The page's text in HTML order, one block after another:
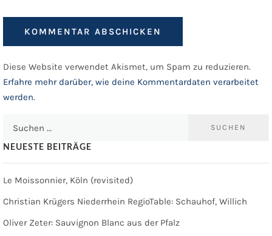
Diese Website verwendet Akismet, um Spam zu reduzieren.
Erfahre mehr darüber, wie deine Kommentardaten verarbeitet
werden.
NEUESTE BEITRÄGE
Le Moissonnier, Köln (revisited)
Christian Krügers Niederrhein RegioTable: Schauhof, Willich
Oliver Zeter: Sauvignon Blanc aus der Pfalz